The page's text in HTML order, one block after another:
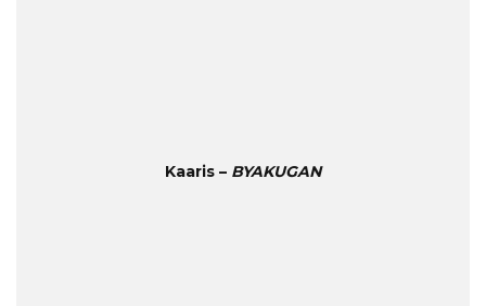
Kaaris – BYAKUGAN